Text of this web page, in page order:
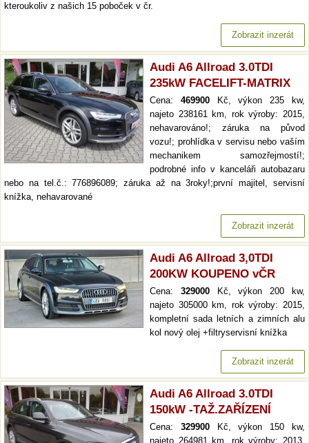
kteroukoliv z našich 15 poboček v čr.
Zobrazit inzerát
Audi A6 Allroad 3.0TDI
235kW FACELIFT-MATRIX
Cena: 469900Kč, výkon 235 kw,
najeto 238161 km, rok výroby: 2015,
nehavarováno!; záruka na původ
vozu!; prohlídka v servisu nebo vaším
mechanikem samozřejmostí!;
podrobné info v kanceláři autobazaru
nebo na tel.č.: 776896089; záruka až na 3roky!;první majitel, servisní
knížka, nehavarované
Zobrazit inzerát
Audi A6 Allroad 3,0TDI
200KW KOUPENO vČR
Cena: 329000Kč, výkon 200 kw,
najeto 305000 km, rok výroby: 2015,
kompletní sada letních a zimních alu
kol nový olej +filtryservisní knížka
Zobrazit inzerát
Audi A6 Allroad 3.0TDI
150kW -TAŽ.ZAŘÍZENÍ
Cena: 329900Kč, výkon 150 kw,
najeto 264981 km, rok výroby: 2013,